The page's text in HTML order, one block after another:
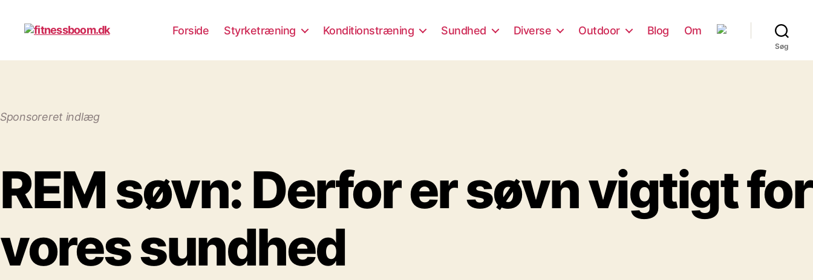
Forside Styrketræning Konditionstræning Sundhed Diverse Outdoor Blog Om
Søg
Sponsoreret indlæg
REM søvn: Derfor er søvn vigtigt for
vores sundhed